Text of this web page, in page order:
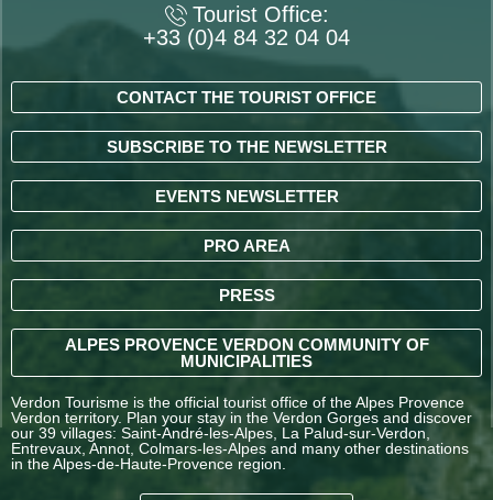
Tourist Office:
+33 (0)4 84 32 04 04
CONTACT THE TOURIST OFFICE
SUBSCRIBE TO THE NEWSLETTER
EVENTS NEWSLETTER
PRO AREA
PRESS
ALPES PROVENCE VERDON COMMUNITY OF
MUNICIPALITIES
Verdon Tourisme is the official tourist office of the Alpes Provence
Verdon territory. Plan your stay in the Verdon Gorges and discover
our 39 villages: Saint-André-les-Alpes, La Palud-sur-Verdon,
Entrevaux, Annot, Colmars-les-Alpes and many other destinations
in the Alpes-de-Haute-Provence region.